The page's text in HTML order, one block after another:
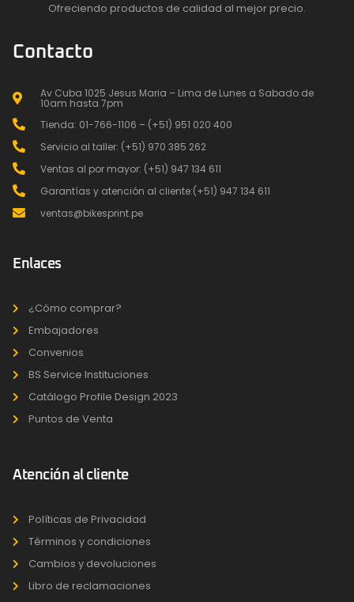
Ofreciendo productos de calidad al mejor precio.
Contacto
Av Cuba 1025 Jesus Maria – Lima de Lunes a Sabado de
10am hasta 7pm
Tienda: 01-766-1106 – (+51) 951 020 400
Servicio al taller: (+51) 970 385 262
Ventas al por mayor: (+51) 947 134 611
Garantías y atención al cliente:(+51) 947 134 611
ventas@bikesprint.pe
Enlaces
¿Cómo comprar?
Embajadores
Convenios
BS Service Instituciones
Catálogo Profile Design 2023
Puntos de Venta
Atención al cliente
Políticas de Privacidad
Términos y condiciones
Cambios y devoluciones
Libro de reclamaciones